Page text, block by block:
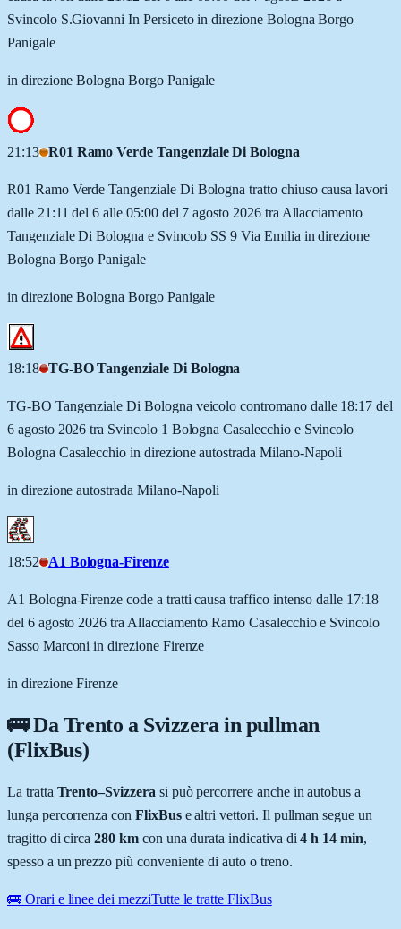
Svincolo S.Giovanni In Persiceto in direzione Bologna Borgo
Panigale
in direzione Bologna Borgo Panigale
21:13 R01 Ramo Verde Tangenziale Di Bologna
R01 Ramo Verde Tangenziale Di Bologna tratto chiuso causa lavori
dalle 21:11 del 6 alle 05:00 del 7 agosto 2026 tra Allacciamento
Tangenziale Di Bologna e Svincolo SS 9 Via Emilia in direzione
Bologna Borgo Panigale
in direzione Bologna Borgo Panigale
18:18 TG-BO Tangenziale Di Bologna
TG-BO Tangenziale Di Bologna veicolo contromano dalle 18:17 del
6 agosto 2026 tra Svincolo 1 Bologna Casalecchio e Svincolo
Bologna Casalecchio in direzione autostrada Milano-Napoli
in direzione autostrada Milano-Napoli
18:52 A1 Bologna-Firenze
A1 Bologna-Firenze code a tratti causa traffico intenso dalle 17:18
del 6 agosto 2026 tra Allacciamento Ramo Casalecchio e Svincolo
Sasso Marconi in direzione Firenze
in direzione Firenze
🚌 DaTrento a Svizzerain pullman
(FlixBus)
La tratta Trento–Svizzera si può percorrere anche in autobus a
lunga percorrenza con FlixBuse altri vettori. Il pullman segue un
tragitto di circa 280 kmcon una durata indicativa di 4 h 14 min,
spesso a un prezzo più conveniente di auto o treno.
🚌 Orari e linee dei mezziTutte le tratte FlixBus